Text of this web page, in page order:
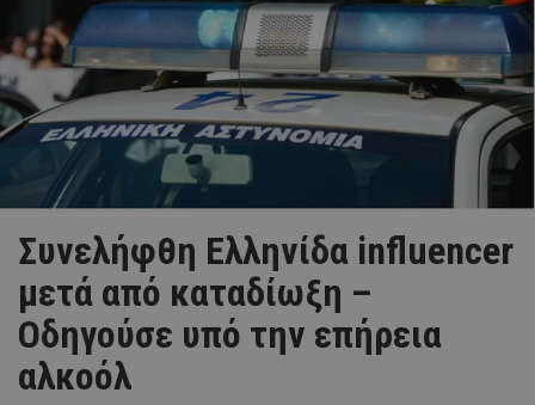
Συνελήφθη Ελληνίδα influencer
μετά από καταδίωξη –
Οδηγούσε υπό την επήρεια
αλκοόλ